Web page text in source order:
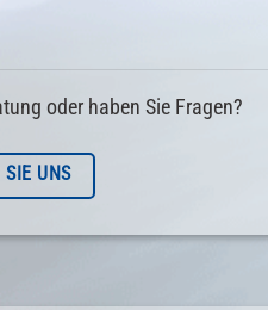
oder haben Sie Fragen?
SIE UNS